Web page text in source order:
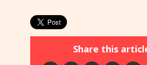
Share this